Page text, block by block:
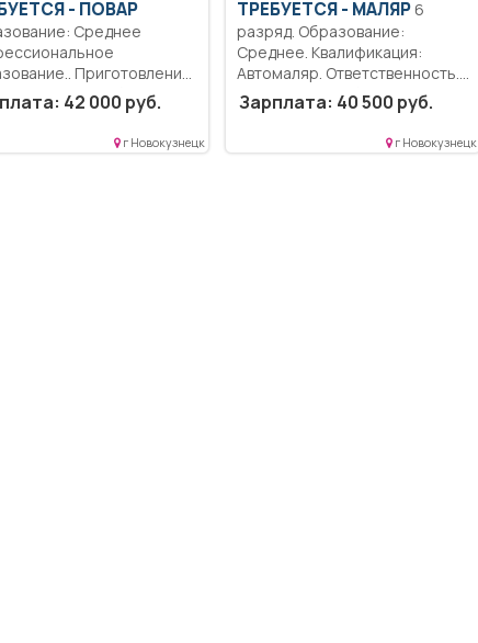
- ПОВАР
Среднее
Приготовление
и горячих блюд,...
42 000 руб.
г Новокузнецк
ТРЕБУЕТСЯ - МАЛЯР6
разряд. Образование:
Среднее. Квалификация:
Автомаляр. Ответственность..
Выполнение работы по
подготовке поверхности...
Зарплата: 40 500 руб.
г Новокузнецк